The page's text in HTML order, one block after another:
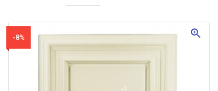
-8% zoom_in